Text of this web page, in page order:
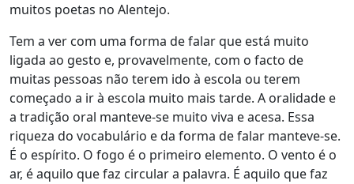
muitos poetas no Alentejo.
Tem a ver com uma forma de falar que está muito
ligada ao gesto e, provavelmente, com o facto de
muitas pessoas não terem ido à escola ou terem
começado a ir à escola muito mais tarde. A oralidade e
a tradição oral manteve-se muito viva e acesa. Essa
riqueza do vocabulário e da forma de falar manteve-se.
É o espírito. O fogo é o primeiro elemento. O vento é o
ar, é aquilo que faz circular a palavra. É aquilo que faz